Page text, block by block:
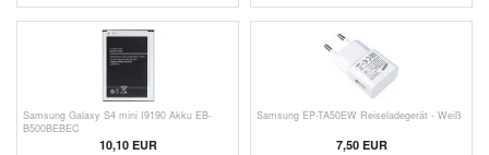
Samsung Galaxy S4 mini I9190 Akku EB-
B500BEBEC
10,10 EUR
Samsung EP-TA50EW Reiseladegerät - Weiß
7,50 EUR